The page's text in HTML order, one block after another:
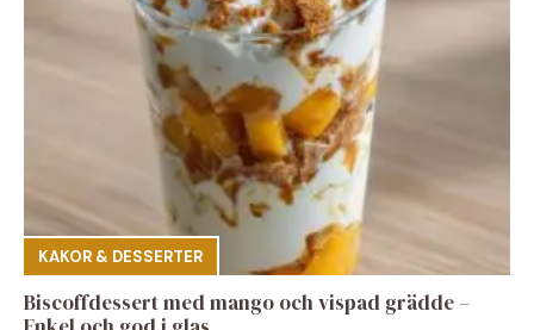
KAKOR & DESSERTER
Biscoffdessert med mango och vispad grädde –